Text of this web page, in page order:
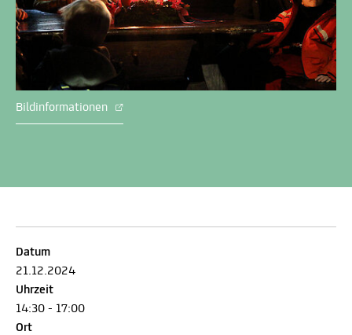
Bildinformationen
Datum
21.12.2024
Uhrzeit
14:30 - 17:00
Ort